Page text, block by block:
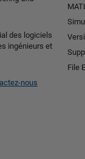
des logiciels
ingénieurs et
nous
File